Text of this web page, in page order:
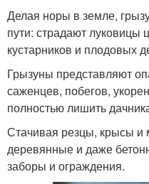
Делая норы в земле,
пути: страдают луковицы
кустарников и плодовых
Грызуны представляют
саженцев, побегов,
полностью лишить
Стачивая резцы, крысы
деревянные и даже
заборы и ограждения.